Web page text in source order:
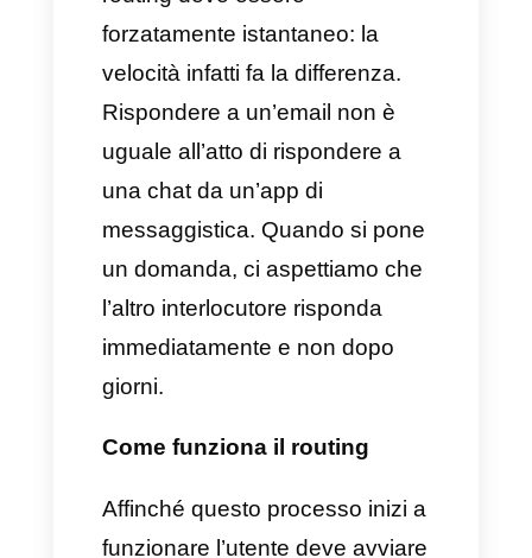
Che cos’è il routing di chat
Il routing delle chatnon è altro
che il processo utilizzato per far
sì che un’interazione da un lead
o da un cliente possa arrivare al
team o all’agente
corrispondente. È quindi il
momento in cui viene avviata
una chat verso un team o un
caso in questione.